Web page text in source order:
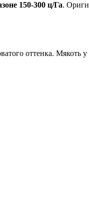
150-300 ц/Га.
оттенка. Мякоть у